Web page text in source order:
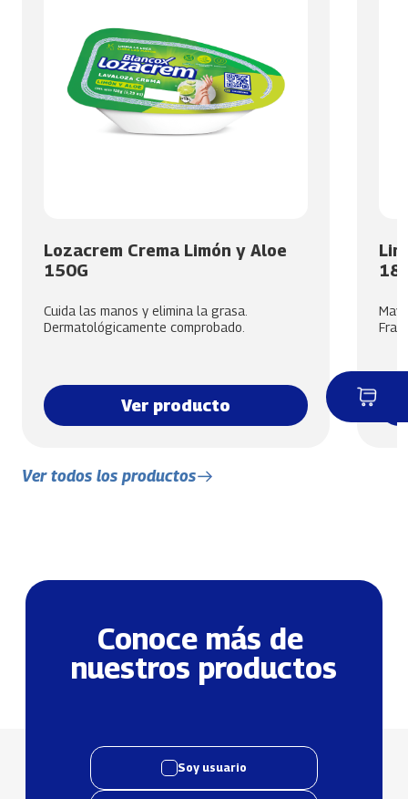
Lozacrem Crema Limón y Aloe
150G
Cuida las manos y elimina la grasa.
Dermatológicamente comprobado.
Ver producto
Ver todos los productos
Conoce más de
nuestros productos
Soy usuario